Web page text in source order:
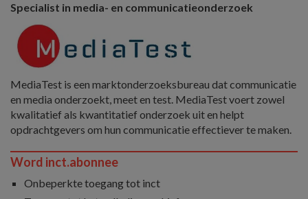
Specialist in media- en communicatieonderzoek
MediaTest is een marktonderzoeksbureau dat communicatie
en media onderzoekt, meet en test. MediaTest voert zowel
kwalitatief als kwantitatief onderzoek uit en helpt
opdrachtgevers om hun communicatie effectiever te maken.
Word inct.abonnee
Onbeperkte toegang tot inct